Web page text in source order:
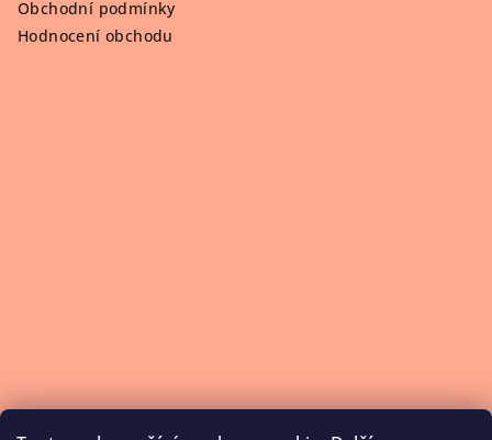
Obchodní podmínky
Hodnocení obchodu